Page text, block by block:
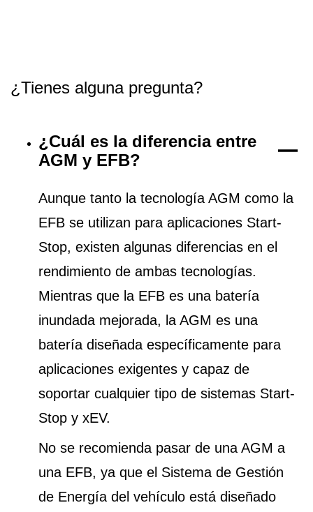
¿Tienes alguna pregunta?
¿Cuál es la diferencia entre
AGM y EFB?
Aunque tanto la tecnología AGM como la
EFB se utilizan para aplicaciones Start-
Stop, existen algunas diferencias en el
rendimiento de ambas tecnologías.
Mientras que la EFB es una batería
inundada mejorada, la AGM es una
batería diseñada específicamente para
aplicaciones exigentes y capaz de
soportar cualquier tipo de sistemas Start-
Stop y xEV.
No se recomienda pasar de una AGM a
una EFB, ya que el Sistema de Gestión
de Energía del vehículo está diseñado